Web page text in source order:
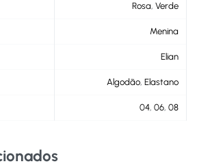
Rosa, Verde
Menina
Elian
Algodão, Elastano
04, 06, 08